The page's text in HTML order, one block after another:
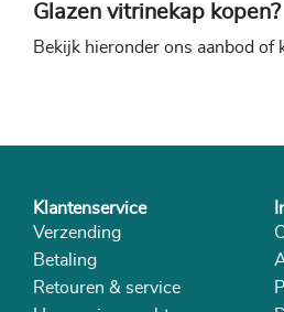
Glazen vitrinekap kopen?
Bekijk hieronder ons aanbod of
Klantenservice
Verzending
Betaling
Retouren & service